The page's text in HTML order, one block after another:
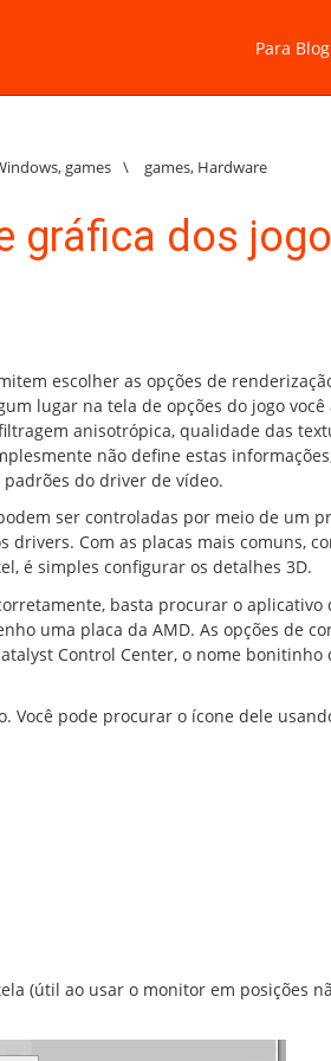
Para
,games \ games, Hardware
gráfica dos
escolher as opções de
lugar na tela de opções do jogo
anisotrópica, qualidade das
não define estas
do driver de vídeo.
ser controladas por meio de um
drivers. Com as placas mais comuns,
é simples configurar os detalhes 3D.
basta procurar o aplicativo
uma placa da AMD. As opções de
Control Center, o nome bonitinho
Você pode procurar o ícone dele
(útil ao usar o monitor em posições